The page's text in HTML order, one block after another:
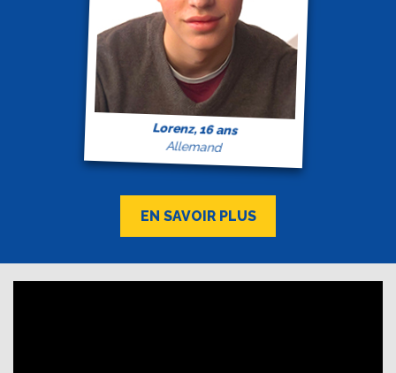
Lorenz, 16 ans
Allemand
EN SAVOIR PLUS